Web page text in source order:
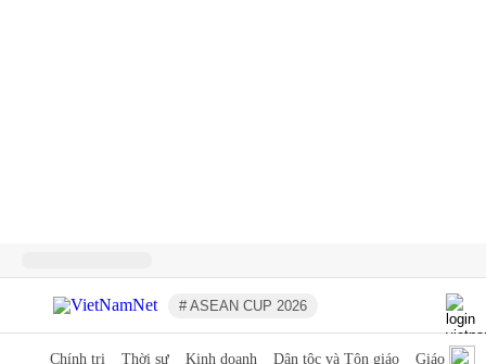
# ASEAN CUP 2026
Chính trị Thời sự Kinh doanh Dân tộc và Tôn giáo Giáo dục